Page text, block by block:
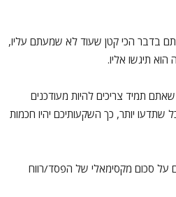
בדבר הכי קטן שעוד לא שמעתם עליו,
תיגשו אליו.
תמיד צריכים להיות מעודכנים
יותר, כך השקעותיכם יהיו חכמות
סכום מקסימאלי של הפסד/רווח